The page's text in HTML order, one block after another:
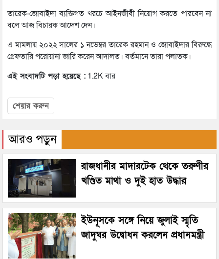
তারেক-জোবাইদা ব্যক্তিগত খরচে আইনজীবী নিয়োগ করতে পারবেন না
বলে আজ বিচারক আদেশ দেন।
এ মামলায় ২০২২ সালের ১ নভেম্বর তারেক রহমান ও জোবাইদার বিরুদ্ধে
গ্রেফতারি পরোয়ানা জারি করেন আদালত। বর্তমানে তারা পলাতক।
এই সংবাদটি পড়া হয়েছে : 1.2K বার
শেয়ার করুন
আরও পড়ুন
রাজধানীর মাদারটেক থেকে তরুণীর
খণ্ডিত মাথা ও দুই হাত উদ্ধার
ইউনূসকে সঙ্গে নিয়ে জুলাই স্মৃতি
জাদুঘর উদ্বোধন করলেন প্রধানমন্ত্রী